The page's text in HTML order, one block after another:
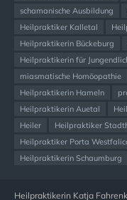
schamanische Ausbildung
Heilpraktiker Kalletal
Heilpraktikerin Bückeburg
Heilpraktikerin für
miasmatische Homöopathie
Heilpraktikerin Hameln
Heilpraktikerin Auetal
Heiler
Heilpraktiker
Heilpraktiker Porta
Heilpraktikerin Schaumburg
Heilpraktikerin Katja